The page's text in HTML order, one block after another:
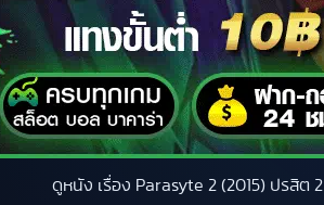
ดูหนัง เรื่อง Parasyte 2 (2015) ปรสิต 2